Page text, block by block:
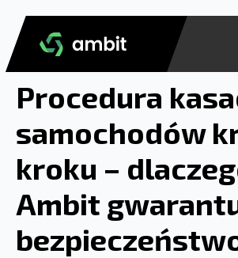
Procedura
samochodów
kroku –
Ambit